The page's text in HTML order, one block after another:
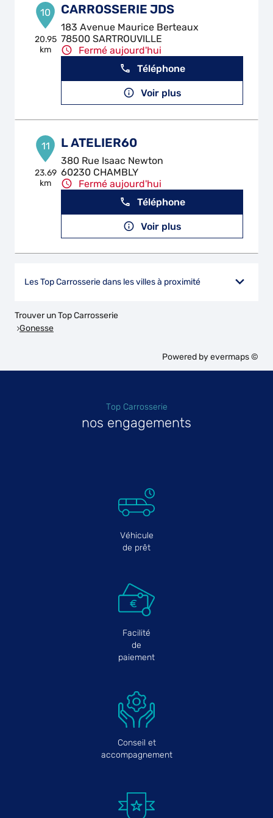
10
20.95
km
CARROSSERIE JDS
183 Avenue Maurice Berteaux
78500 SARTROUVILLE
Fermé aujourd'hui
Téléphone
Voir plus
11
23.69
km
L ATELIER60
380 Rue Isaac Newton
60230 CHAMBLY
Fermé aujourd'hui
Téléphone
Voir plus
Les Top Carrosserie dans les villes à proximité
Trouver un Top Carrosserie
Gonesse
Powered byevermaps ©
Top Carrosserie
nos engagements
Véhicule
de prêt
Facilité
de
paiement
Conseil et
accompagnement